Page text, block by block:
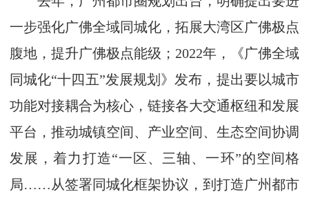
一步强化广佛全域同城化，拓展大湾区广佛极点
腹地，提升广佛极点能级；2022年，《广佛全域
同城化“十四五”发展规划》发布，提出要以城市
功能对接耦合为核心，链接各大交通枢纽和发展
平台，推动城镇空间、产业空间、生态空间协调
发展，着力打造“一区、三轴、一环”的空间格
局……从签署同城化框架协议，到打造广州都市